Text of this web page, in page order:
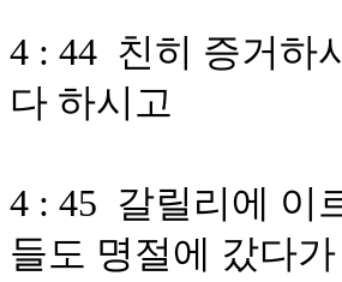
4 : 44 친히 증거하
다 하시고
4 : 45 갈릴리에 이
들도 명절에 갔다